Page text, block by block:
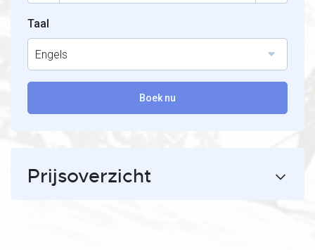
Taal
Engels
Boek nu
Prijsoverzicht